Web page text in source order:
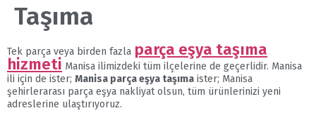
Taşıma
Tek parça veya birden fazla parça eşya taşıma
hizmeti Manisa ilimizdeki tüm ilçelerine de geçerlidir. Manisa
ili için de ister; Manisa parça eşya taşıma ister; Manisa
şehirlerarası parça eşya nakliyat olsun, tüm ürünlerinizi yeni
adreslerine ulaştırıyoruz.